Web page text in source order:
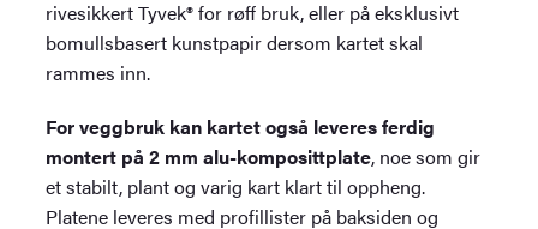
rivesikkert Tyvek® for røff bruk, eller på eksklusivt
bomullsbasert kunstpapir dersom kartet skal
rammes inn.
For veggbruk kan kartet også leveres ferdig
montert på 2 mm alu-komposittplate, noe som gir
et stabilt, plant og varig kart klart til oppheng.
Platene leveres med profillister på baksiden og